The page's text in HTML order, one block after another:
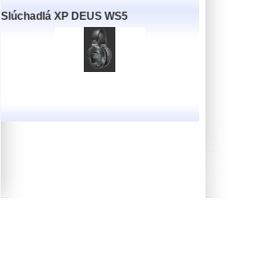
Slúchadlá XP DEUS WS5